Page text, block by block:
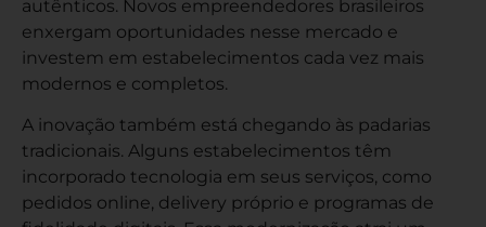
autênticos. Novos empreendedores brasileiros
enxergam oportunidades nesse mercado e
investem em estabelecimentos cada vez mais
modernos e completos.
A inovação também está chegando às padarias
tradicionais. Alguns estabelecimentos têm
incorporado tecnologia em seus serviços, como
pedidos online, delivery próprio e programas de